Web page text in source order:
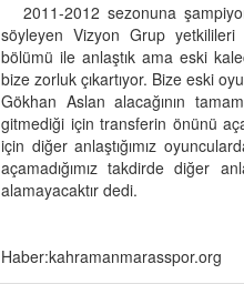
2011-2012 sezonuna
söyleyen Vizyon Grup
bölümü ile anlaştık ama eski
bize zorluk çıkartıyor. Bize eski
Gökhan Aslan alacağının
gitmediği için transferin önünü
için diğer anlaştığımız
açamadığımız takdirde diğer
alamayacaktır dedi.
Haber:kahramanmarasspor.org